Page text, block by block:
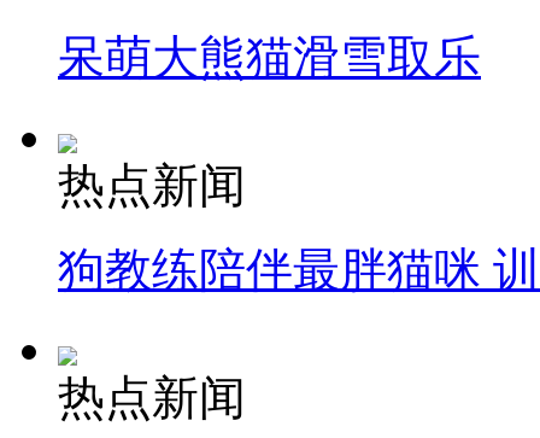
呆萌大熊猫滑雪取乐
热点新闻
狗教练陪伴最胖猫咪
热点新闻